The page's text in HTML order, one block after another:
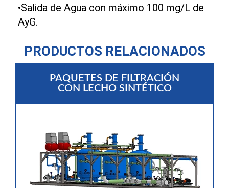
•Salida de Agua con máximo 100 mg/L de
AyG.
PRODUCTOS RELACIONADOS
PAQUETES DE FILTRACIÓN
CON LECHO SINTÉTICO